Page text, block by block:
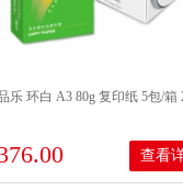
乐 环白 A3 80g 复印纸 5包/箱
查看